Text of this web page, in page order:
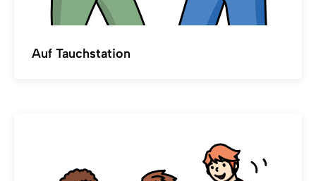
Auf Tauchstation